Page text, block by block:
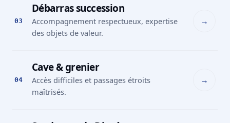
03
Débarras succession
Accompagnement respectueux, expertise
des objets de valeur.
→
04
Cave & grenier
Accès difficiles et passages étroits
maîtrisés.
→